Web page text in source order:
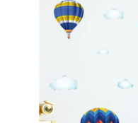
ből
0,0
csillag.